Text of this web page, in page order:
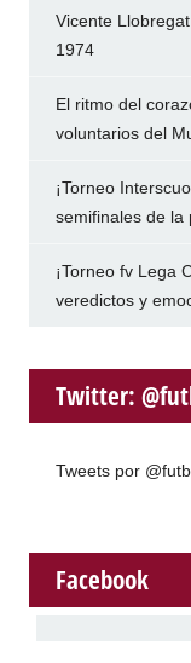
Vicente
1974
El ritmo del
voluntarios del
¡Torneo
semifinales de la
¡Torneo fv Lega
veredictos y
Twitter:
Tweets por
Facebook